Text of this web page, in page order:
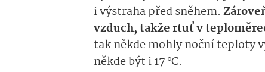
i výstraha před sněhem.
vzduch, takže rtuť v
tak někde mohly noční teploty
někde být i 17 °C.